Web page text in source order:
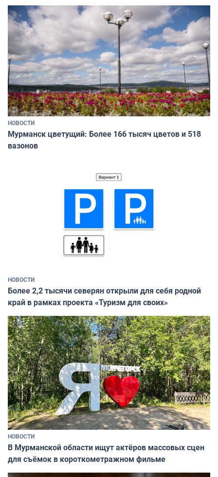
НОВОСТИ
Мурманск цветущий: Более 166 тысяч цветов и 518
вазонов
НОВОСТИ
Более 2,2 тысячи северян открыли для себя родной
край в рамках проекта «Туризм для своих»
НОВОСТИ
В Мурманской области ищут актёров массовых сцен
для съёмок в короткометражном фильме